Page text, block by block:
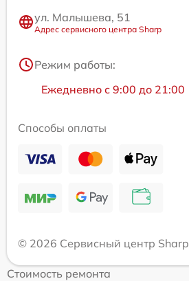
ул. Малышева, 51
Адрес сервисного центра Sharp
Режим работы:
Ежедневно с 9:00 до 21:00
Способы оплаты
© 2026 Сервисный центр Sharp
Стоимость ремонта